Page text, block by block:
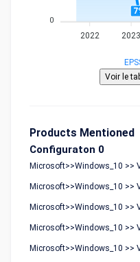
0
2022 2023
Products Mentioned
Configuraton 0
Microsoft>>Windows_10 >>
Microsoft>>Windows_10 >>
Microsoft>>Windows_10 >>
Microsoft>>Windows_10 >>
Microsoft>>Windows_10 >>